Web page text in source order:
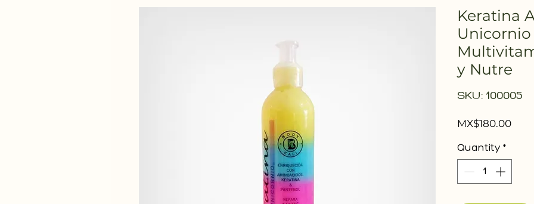
Keratina
y Nutre
SKU: 100005
MX$180.00Price
Quantity *